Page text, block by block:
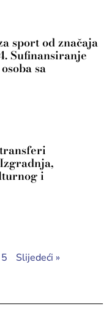
sport od značaja
Sufinansiranje
sa
i
5 Slijedeći »